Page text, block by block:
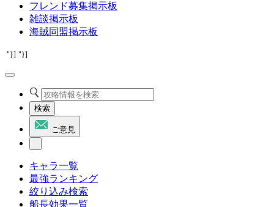
フレンド募集掲示板
雑談掲示板
海賊同盟掲示板
"}] "}]
検索
ご意見
キャラ一覧
最強ランキング
絞り込み検索
船長効果一覧